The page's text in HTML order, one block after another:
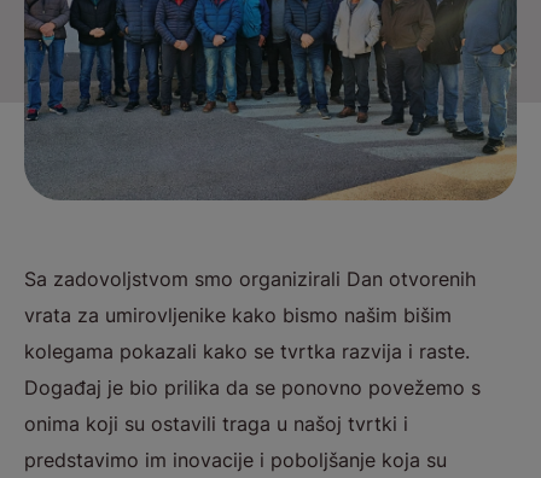
Sa zadovoljstvom smo organizirali Dan otvorenih
vrata za umirovljenike kako bismo našim bišim
kolegama pokazali kako se tvrtka razvija i raste.
Događaj je bio prilika da se ponovno povežemo s
onima koji su ostavili traga u našoj tvrtki i
predstavimo im inovacije i poboljšanje koja su